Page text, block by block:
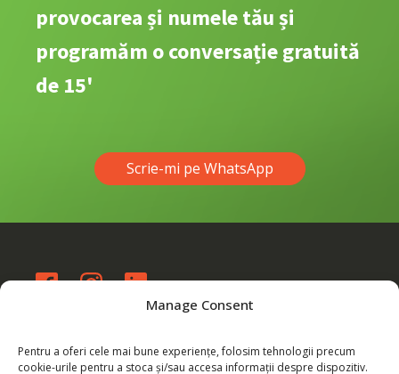
Manage Consent
Pentru a oferi cele mai bune experiențe, folosim tehnologii precum
cookie-urile pentru a stoca și/sau accesa informații despre dispozitiv.
provocarea și numele tău și
programăm o conversație gratuită
de 15'
Scrie-mi pe WhatsApp
eu@byarmina.com
WhatsApp: 0760 137 488